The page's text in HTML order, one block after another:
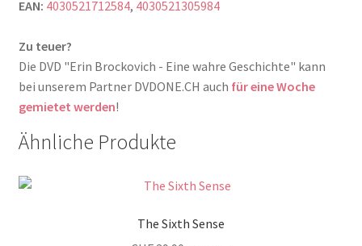
EAN: 4030521712584, 4030521305984
Zu teuer?
Die DVD "Erin Brockovich - Eine wahre Geschichte" kann
bei unserem Partner DVDONE.CH auch für eine Woche
gemietet werden!
Ähnliche Produkte
The Sixth Sense